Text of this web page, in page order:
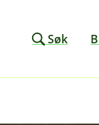
Søk